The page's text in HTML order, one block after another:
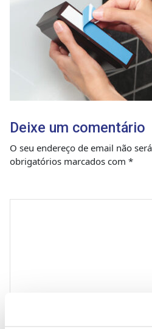
Deixe um comentário
O seu endereço de email não
obrigatórios marcados com *